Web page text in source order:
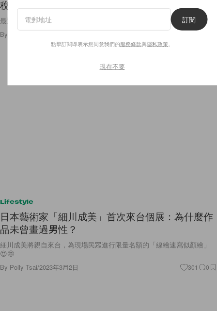
稅，公司證實正接受調查！
最近傳出負面新聞的韓國藝人也太多了吧，心臟吃不消了！
By
Lifestyle
日本藝術家「細川成美」首次來台個展：為什麼作
品未曾畫過男性？
細川成美將親自來台，為現場民眾進行限量名額的「線繪速寫似顏繪」
😍🤩
By Polly Tsai/2023年3月2日 301 0
訂閱
點擊訂閱即表示您同意我們的服務條款與隱私政策
現在不要